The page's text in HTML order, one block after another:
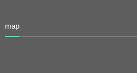
map